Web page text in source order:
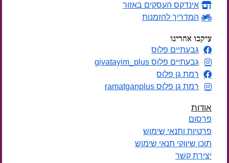
אינדקס העסקים באזור
המדריך להזמנות
עיקבו אחרינו
גבעתיים פלוס
גבעתיים פלוס givatayim_plus
רמת גן פלוס
רמת גן פלוס ramatganplus
אודות
פרסום
פרטיות ותנאי שימוש
תוכן שיווקי תנאי שימוש
יצירת קשר